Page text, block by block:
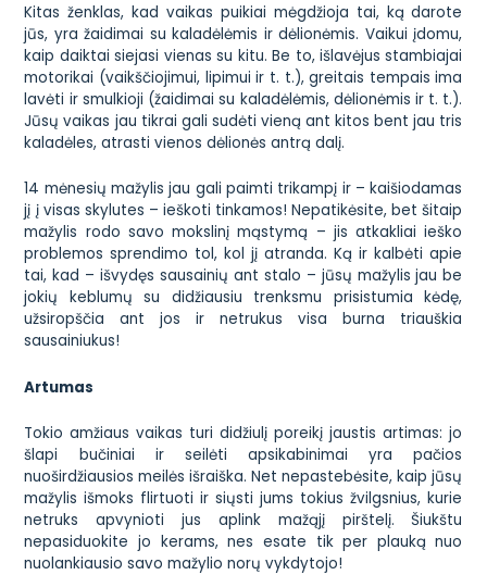
Kitas ženklas, kad vaikas puikiai mėgdžioja tai, ką darote
jūs, yra žaidimai su kaladėlėmis ir dėlionėmis. Vaikui įdomu,
kaip daiktai siejasi vienas su kitu. Be to, išlavėjus stambiajai
motorikai (vaikščiojimui, lipimui ir t. t.), greitais tempais ima
lavėti ir smulkioji (žaidimai su kaladėlėmis, dėlionėmis ir t. t.).
Jūsų vaikas jau tikrai gali sudėti vieną ant kitos bent jau tris
kaladėles, atrasti vienos dėlionės antrą dalį.
14 mėnesių mažylis jau gali paimti trikampį ir – kaišiodamas
jį į visas skylutes – ieškoti tinkamos! Nepatikėsite, bet šitaip
mažylis rodo savo mokslinį mąstymą – jis atkakliai ieško
problemos sprendimo tol, kol jį atranda. Ką ir kalbėti apie
tai, kad – išvydęs sausainių ant stalo – jūsų mažylis jau be
jokių keblumų su didžiausiu trenksmu prisistumia kėdę,
užsiropščia ant jos ir netrukus visa burna triauškia
sausainiukus!
Artumas
Tokio amžiaus vaikas turi didžiulį poreikį jaustis artimas: jo
šlapi bučiniai ir seilėti apsikabinimai yra pačios
nuoširdžiausios meilės išraiška. Net nepastebėsite, kaip jūsų
mažylis išmoks flirtuoti ir siųsti jums tokius žvilgsnius, kurie
netruks apvynioti jus aplink mažąjį pirštelį. Šiukštu
nepasiduokite jo kerams, nes esate tik per plauką nuo
nuolankiausio savo mažylio norų vykdytojo!